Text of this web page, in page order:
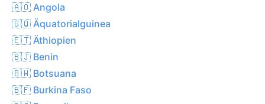
🇦🇴 Angola
🇬🇶 Äquatorialguinea
🇪🇹 Äthiopien
🇧🇯 Benin
🇧🇼 Botsuana
🇧🇫 Burkina Faso